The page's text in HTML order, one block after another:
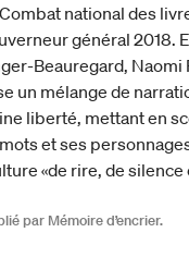
national des
général 2018.
Beauregard, Naomi
un mélange de
liberté, mettant en
et ses
«de rire, de silence
par Mémoire d’encrier.